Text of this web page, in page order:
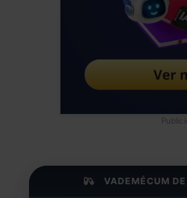
continuamos sin
no ayudamos a que
sabemos que todo
vulnerabilidad o
sobre la que
sociales van a
forma se construyen
VADEMÉCUM